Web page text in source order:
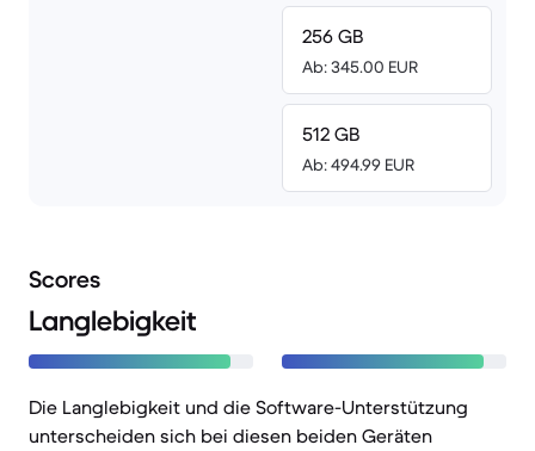
256 GB
Ab: 345.00 EUR
512 GB
Ab: 494.99 EUR
Scores
Langlebigkeit
Die Langlebigkeit und die Software-Unterstützung
unterscheiden sich bei diesen beiden Geräten